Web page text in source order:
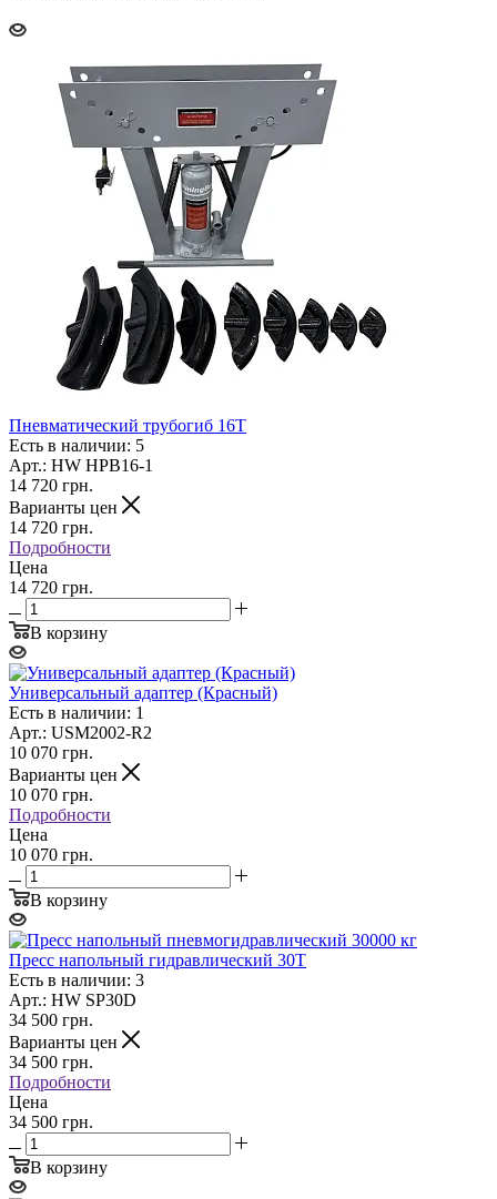
Пневматический трубогиб 16T
Есть в наличии: 5
Арт.: HW HPB16-1
14 720 грн.
Варианты цен
14 720 грн.
Подробности
Цена
14 720 грн.
В корзину
Универсальный адаптер (Красный)
Есть в наличии: 1
Арт.: USM2002-R2
10 070 грн.
Варианты цен
10 070 грн.
Подробности
Цена
10 070 грн.
В корзину
Пресс напольный гидравлический 30T
Есть в наличии: 3
Арт.: HW SP30D
34 500 грн.
Варианты цен
34 500 грн.
Подробности
Цена
34 500 грн.
В корзину